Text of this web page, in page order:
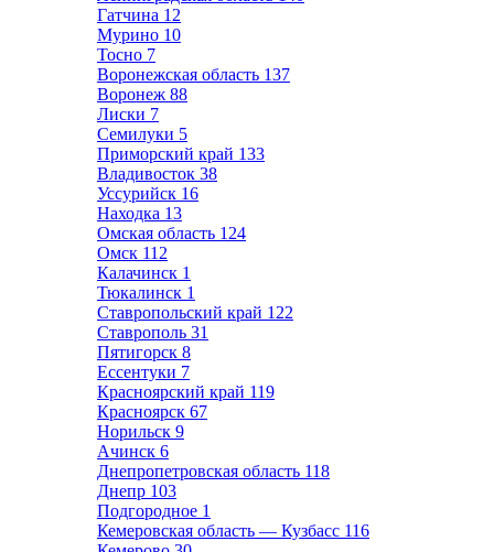
Гатчина 12
Мурино 10
Тосно 7
Воронежская область 137
Воронеж 88
Лиски 7
Семилуки 5
Приморский край 133
Владивосток 38
Уссурийск 16
Находка 13
Омская область 124
Омск 112
Калачинск 1
Тюкалинск 1
Ставропольский край 122
Ставрополь 31
Пятигорск 8
Ессентуки 7
Красноярский край 119
Красноярск 67
Норильск 9
Ачинск 6
Днепропетровская область 118
Днепр 103
Подгородное 1
Кемеровская область — Кузбасс 116